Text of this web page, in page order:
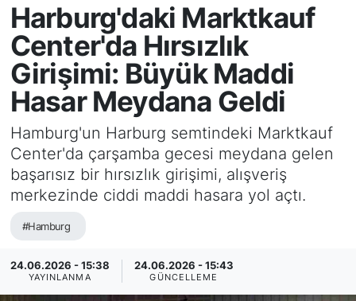
Harburg'daki Marktkauf
Center'da Hırsızlık
Girişimi: Büyük Maddi
Hasar Meydana Geldi
Hamburg'un Harburg semtindeki Marktkauf
Center'da çarşamba gecesi meydana gelen
başarısız bir hırsızlık girişimi, alışveriş
merkezinde ciddi maddi hasara yol açtı.
#Hamburg
24.06.2026 - 15:38
YAYINLANMA
24.06.2026 - 15:43
GÜNCELLEME
HAMBURG
SPOR
DEUTSCH
EKONOMİ
SİYASET
SAĞLIK
Puan Durumu ve Fikstür
Tüm Manşetler
Son Dakika Haberleri
Haber Arşivi